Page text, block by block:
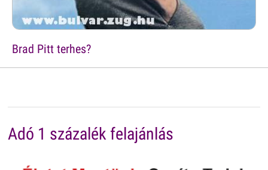
Brad Pitt terhes?
Adó 1 százalék felajánlás